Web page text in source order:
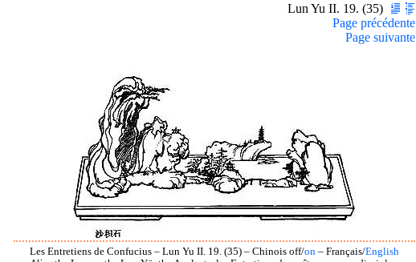
Lun Yu II. 19. (35)
Page précédente
Page suivante
Les Entretiens de Confucius – Lun Yu II. 19. (35) – Chinois off/on – Français/English